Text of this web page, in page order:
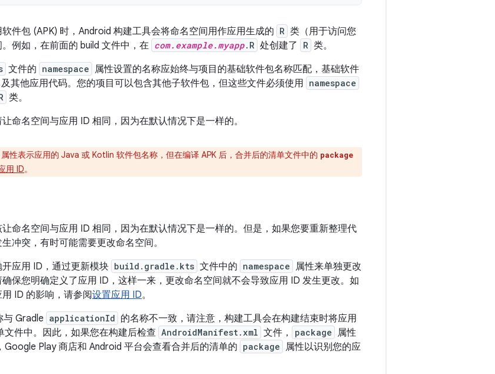
件包 (APK) 时，Android 构建工具会将命名空间用作应用生成的 R 类（用于访问您
例如，在前面的 build 文件中，在 com.example.myapp.R 处创建了 R 类。
文件的 namespace 属性设置的名称应始终与项目的基础软件包名称匹配，基础软件
其他应用代码。您的项目可以包含其他子软件包，但这些文件必须使用 namespace
类。
命名空间与应用 ID 相同，因为在默认情况下是一样的。
属性表示应用的 Java 或 Kotlin 软件包名称，但在编译 APK 后，合并后的清单文件中的 package
用 ID。
命名空间与应用 ID 相同，因为在默认情况下是一样的。但是，如果您要重新整理代
冲突，有时可能需要更改命名空间。
应用 ID，通过更新模块 build.gradle.kts 文件中的 namespace 属性来单独更改
保您明确定义了应用 ID，这样一来，更改命名空间就不会导致应用 ID 发生更改。如
ID 的影响，请参阅设置应用 ID。
与 Gradle applicationId 的名称不一致，请注意，构建工具会在构建结束时将应用
文件中。因此，如果您在构建后检查 AndroidManifest.xml 文件， package 属性
Play 商店和 Android 平台会查看合并后的清单的 package 属性以识别您的应